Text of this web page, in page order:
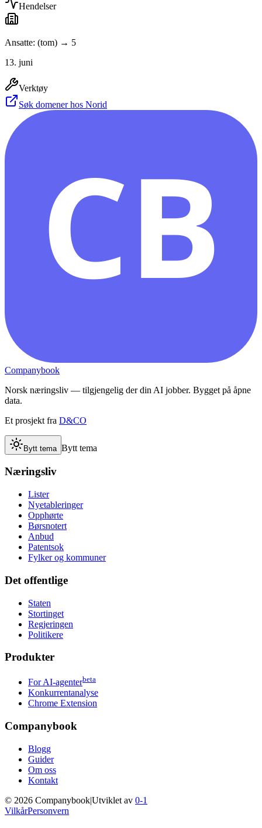
Hendelser
Ansatte: (tom) → 5
13. juni
Verktøy
Søk domener hos Norid
CB
Companybook
Norsk næringsliv — tilgjengelig der din AI jobber. Bygget på åpne
data.
Et prosjekt fra D&CO
Bytt tema Bytt tema
Næringsliv
Lister
Nyetableringer
Opphørte
Børsnotert
Anbud
Patentsok
Fylker og kommuner
Det offentlige
Staten
Stortinget
Regjeringen
Politikere
Produkter
For AI-agenterbeta
Konkurrentanalyse
Chrome Extension
Companybook
Blogg
Guider
Om oss
Kontakt
© 2026 Companybook|Utviklet av 0-1
VilkårPersonvern